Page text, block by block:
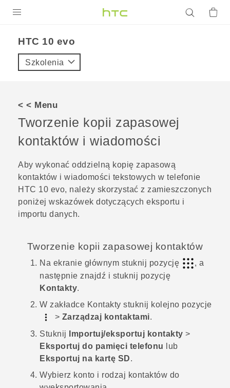
VIVE
VIVERSE
POMOC TECHNICZNA
Urządzenia i akcesoria HTC
HTC 10 evo‎
Szkolenia
< < Menu
Tworzenie kopii zapasowej
kontaktów i wiadomości
Aby wykonać oddzielną kopię zapasową
kontaktów i wiadomości tekstowych w telefonie
HTC 10 evo, należy skorzystać z zamieszczonych
poniżej wskazówek dotyczących eksportu i
importu danych.
Tworzenie kopii zapasowej kontaktów
Na ekranie głównym stuknij pozycję
, a
następnie znajdź i stuknij pozycję
Kontakty.
W zakładce Kontakty stuknij kolejno pozycje
> Zarządzaj kontaktami.
Stuknij
Importuj/eksportuj kontakty >
Eksportuj do pamięci telefonu lub
Eksportuj na kartę SD.
Wybierz konto i rodzaj kontaktów do